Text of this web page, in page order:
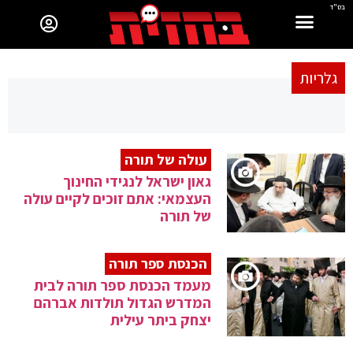
בס"ד
גלריות
עולה של תורה
גאון ישראל לנגידי החינוך
העצמאי: אתם זוכים לקיים עולה
של תורה
הכנסת ספר תורה
מעמד הכנסת ספר תורה לבית
המדרש הגדול תולדות אברהם
יצחק ביתר עילית